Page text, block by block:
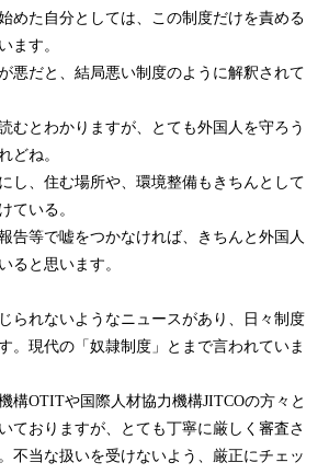
めた自分としては、この制度だけを責める
ます。
悪だと、結局悪い制度のように解釈されて
むとわかりますが、とても外国人を守ろう
どね。
し、住む場所や、環境整備もきちんとして
ている。
告等で嘘をつかなければ、きちんと外国人
ると思います。
られないようなニュースがあり、日々制度
。現代の「奴隷制度」とまで言われていま
構OTITや国際人材協力機構JITCOの方々と
ておりますが、とても丁寧に厳しく審査さ
不当な扱いを受けないよう、厳正にチェッ